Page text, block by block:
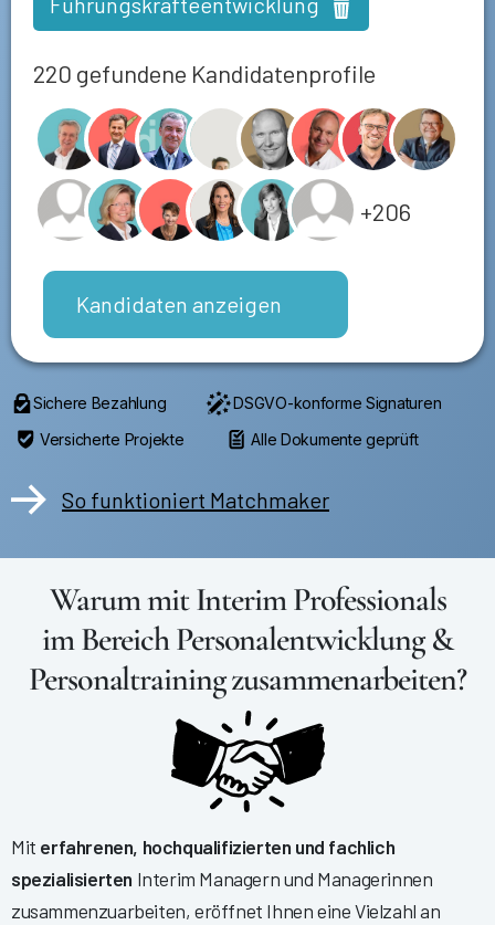
220 gefundene Kandidatenprofile
+206
Kandidaten anzeigen
Sichere Bezahlung
DSGVO-konforme Signaturen
Versicherte Projekte
Alle Dokumente geprüft
So funktioniert Matchmaker
Warum mit Interim Professionals
im Bereich Personalentwicklung &
Personaltraining zusammenarbeiten?
Mit erfahrenen, hochqualifizierten und fachlich
spezialisierten Interim Managern und Managerinnen
zusammenzuarbeiten, eröffnet Ihnen eine Vielzahl an